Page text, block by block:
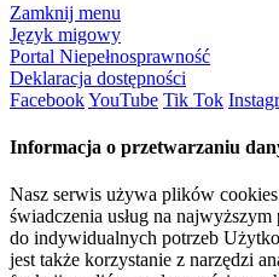
Zamknij menu
Język migowy
Portal Niepełnosprawność
Deklaracja dostępności
FacebookYouTube Tik Tok
Informacja o przetwarzaniu
Nasz serwis używa plików
świadczenia usług na
do indywidualnych potrzeb
jest także korzystanie z narzędzi